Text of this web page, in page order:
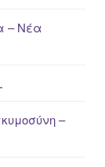
– Νέα
–